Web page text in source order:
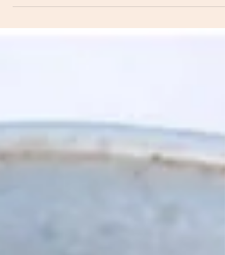
Vegan Chocolate Oatmeal
Porridge